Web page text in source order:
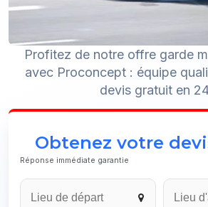
Profitez de notre offre garde
avec Proconcept : équipe
devis gratuit en
Obtenez votre
Réponse immédiate garantie